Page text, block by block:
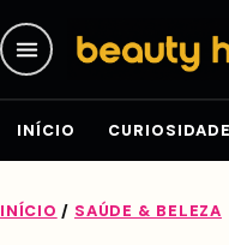
INÍCIO
INÍCIO / SAÚDE & BELEZA